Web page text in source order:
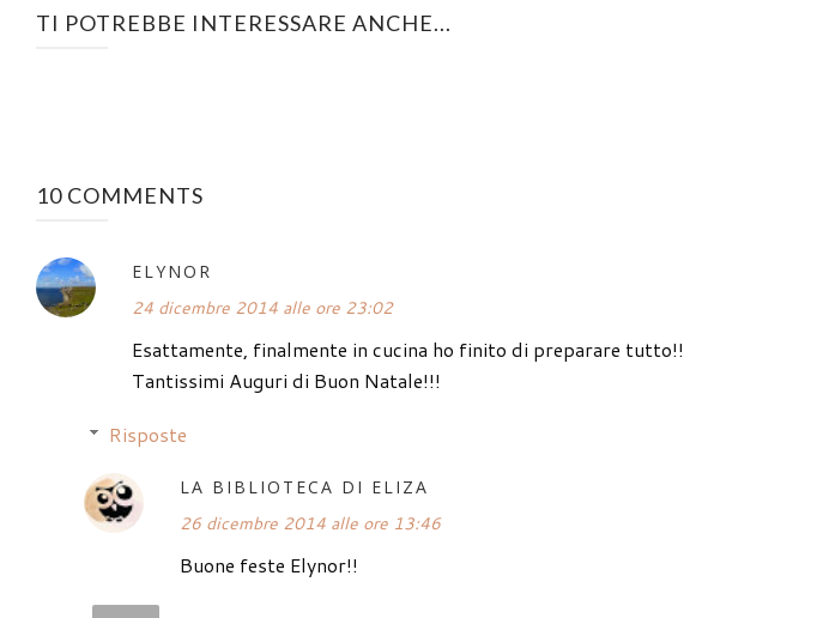
TI POTREBBE INTERESSARE ANCHE...
10 COMMENTS
ELYNOR
24 dicembre 2014 alle ore 23:02
Esattamente, finalmente in cucina ho finito di preparare tutto!!
Tantissimi Auguri di Buon Natale!!!
Risposte
LA BIBLIOTECA DI ELIZA
26 dicembre 2014 alle ore 13:46
Buone feste Elynor!!